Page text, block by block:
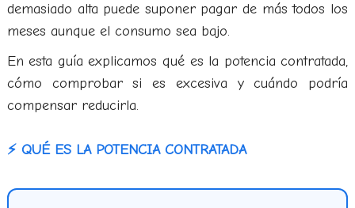
demasiado alta puede suponer pagar de más todos los
meses aunque el consumo sea bajo.
En esta guía explicamos qué es la potencia contratada,
cómo comprobar si es excesiva y cuándo podría
compensar reducirla.
⚡ QUÉ ES LA POTENCIA CONTRATADA